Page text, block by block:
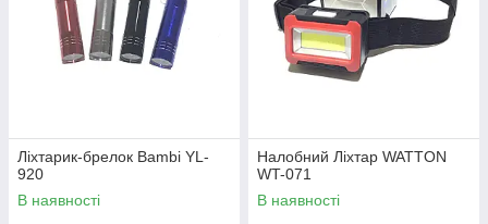
Ліхтарик-брелок Bambi YL-
920
В наявності
Налобний Ліхтар WATTON
WT-071
В наявності